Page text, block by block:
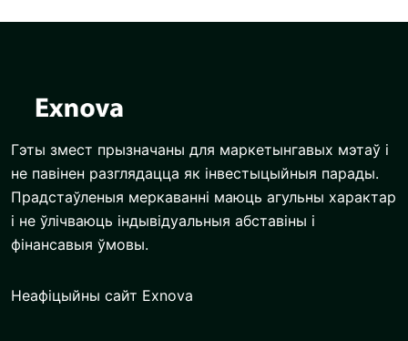
Гэты змест прызначаны для маркетынгавых мэтаў і
не павінен разглядацца як інвестыцыйныя парады.
Прадстаўленыя меркаванні маюць агульны характар
​​і не ўлічваюць індывідуальныя абставіны і
фінансавыя ўмовы.
Неафіцыйны сайт Exnova